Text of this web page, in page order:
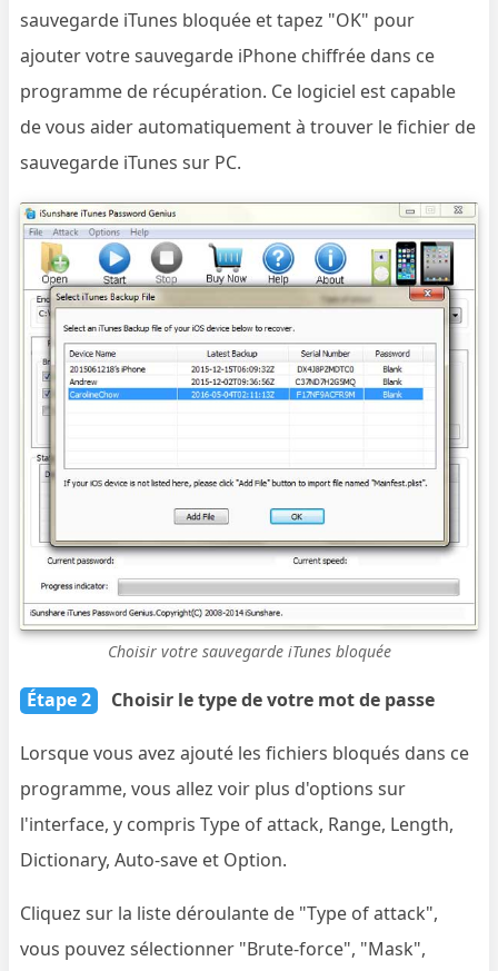
sauvegarde iTunes bloquée et tapez "OK" pour
ajouter votre sauvegarde iPhone chiffrée dans ce
programme de récupération. Ce logiciel est capable
de vous aider automatiquement à trouver le fichier de
sauvegarde iTunes sur PC.
Choisir votre sauvegarde iTunes bloquée
Étape 2 Choisir le type de votre mot de passe
Lorsque vous avez ajouté les fichiers bloqués dans ce
programme, vous allez voir plus d'options sur
l'interface, y compris Type of attack, Range, Length,
Dictionary, Auto-save et Option.
Cliquez sur la liste déroulante de "Type of attack",
vous pouvez sélectionner "Brute-force", "Mask",